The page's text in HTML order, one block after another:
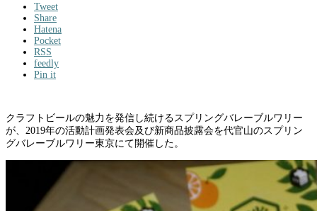
Tweet
Share
Hatena
Pocket
RSS
feedly
Pin it
クラフトビールの魅力を発信し続けるスプリングバレーブルワリー
が、2019年の活動計画発表会及び新商品披露会を代官山のスプリン
グバレーブルワリー東京にて開催した。